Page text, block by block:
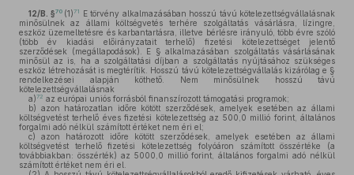
12/B. §70 (1)71
E törvény alkalmazásában hosszú távú kötelezettségvállalásnak
minősülnek az állami költségvetés terhére szolgáltatás vásárlásra, lízingre,
eszköz üzemeltetésre és karbantartásra, illetve bérlésre irányuló, több évre szóló
(több év kiadási előirányzatait terhelő) fizetési kötelezettséget jelentő
szerződések (megállapodások). E § alkalmazásában szolgáltatás vásárlásának
minősül az is, ha a szolgáltatási díjban a szolgáltatás nyújtásához szükséges
eszköz létrehozását is megtérítik. Hosszú távú kötelezettségvállalás kizárólag e §
rendelkezései alapján köthető. Nem minősülnek hosszú távú
kötelezettségvállalásnak
a)72 az európai uniós forrásból finanszírozott támogatási programok;
b) azon határozatlan időre kötött szerződések, amelyek esetében az állami
költségvetést terhelő éves fizetési kötelezettség az 500,0 millió forint, általános
forgalmi adó nélkül számított értéket nem éri el;
c) azon határozott időre kötött szerződések, amelyek esetében az állami
költségvetést terhelő fizetési kötelezettség folyóáron számított összértéke (a
továbbiakban: összérték) az 5000,0 millió forint, általános forgalmi adó nélkül
számított értéket nem éri el.